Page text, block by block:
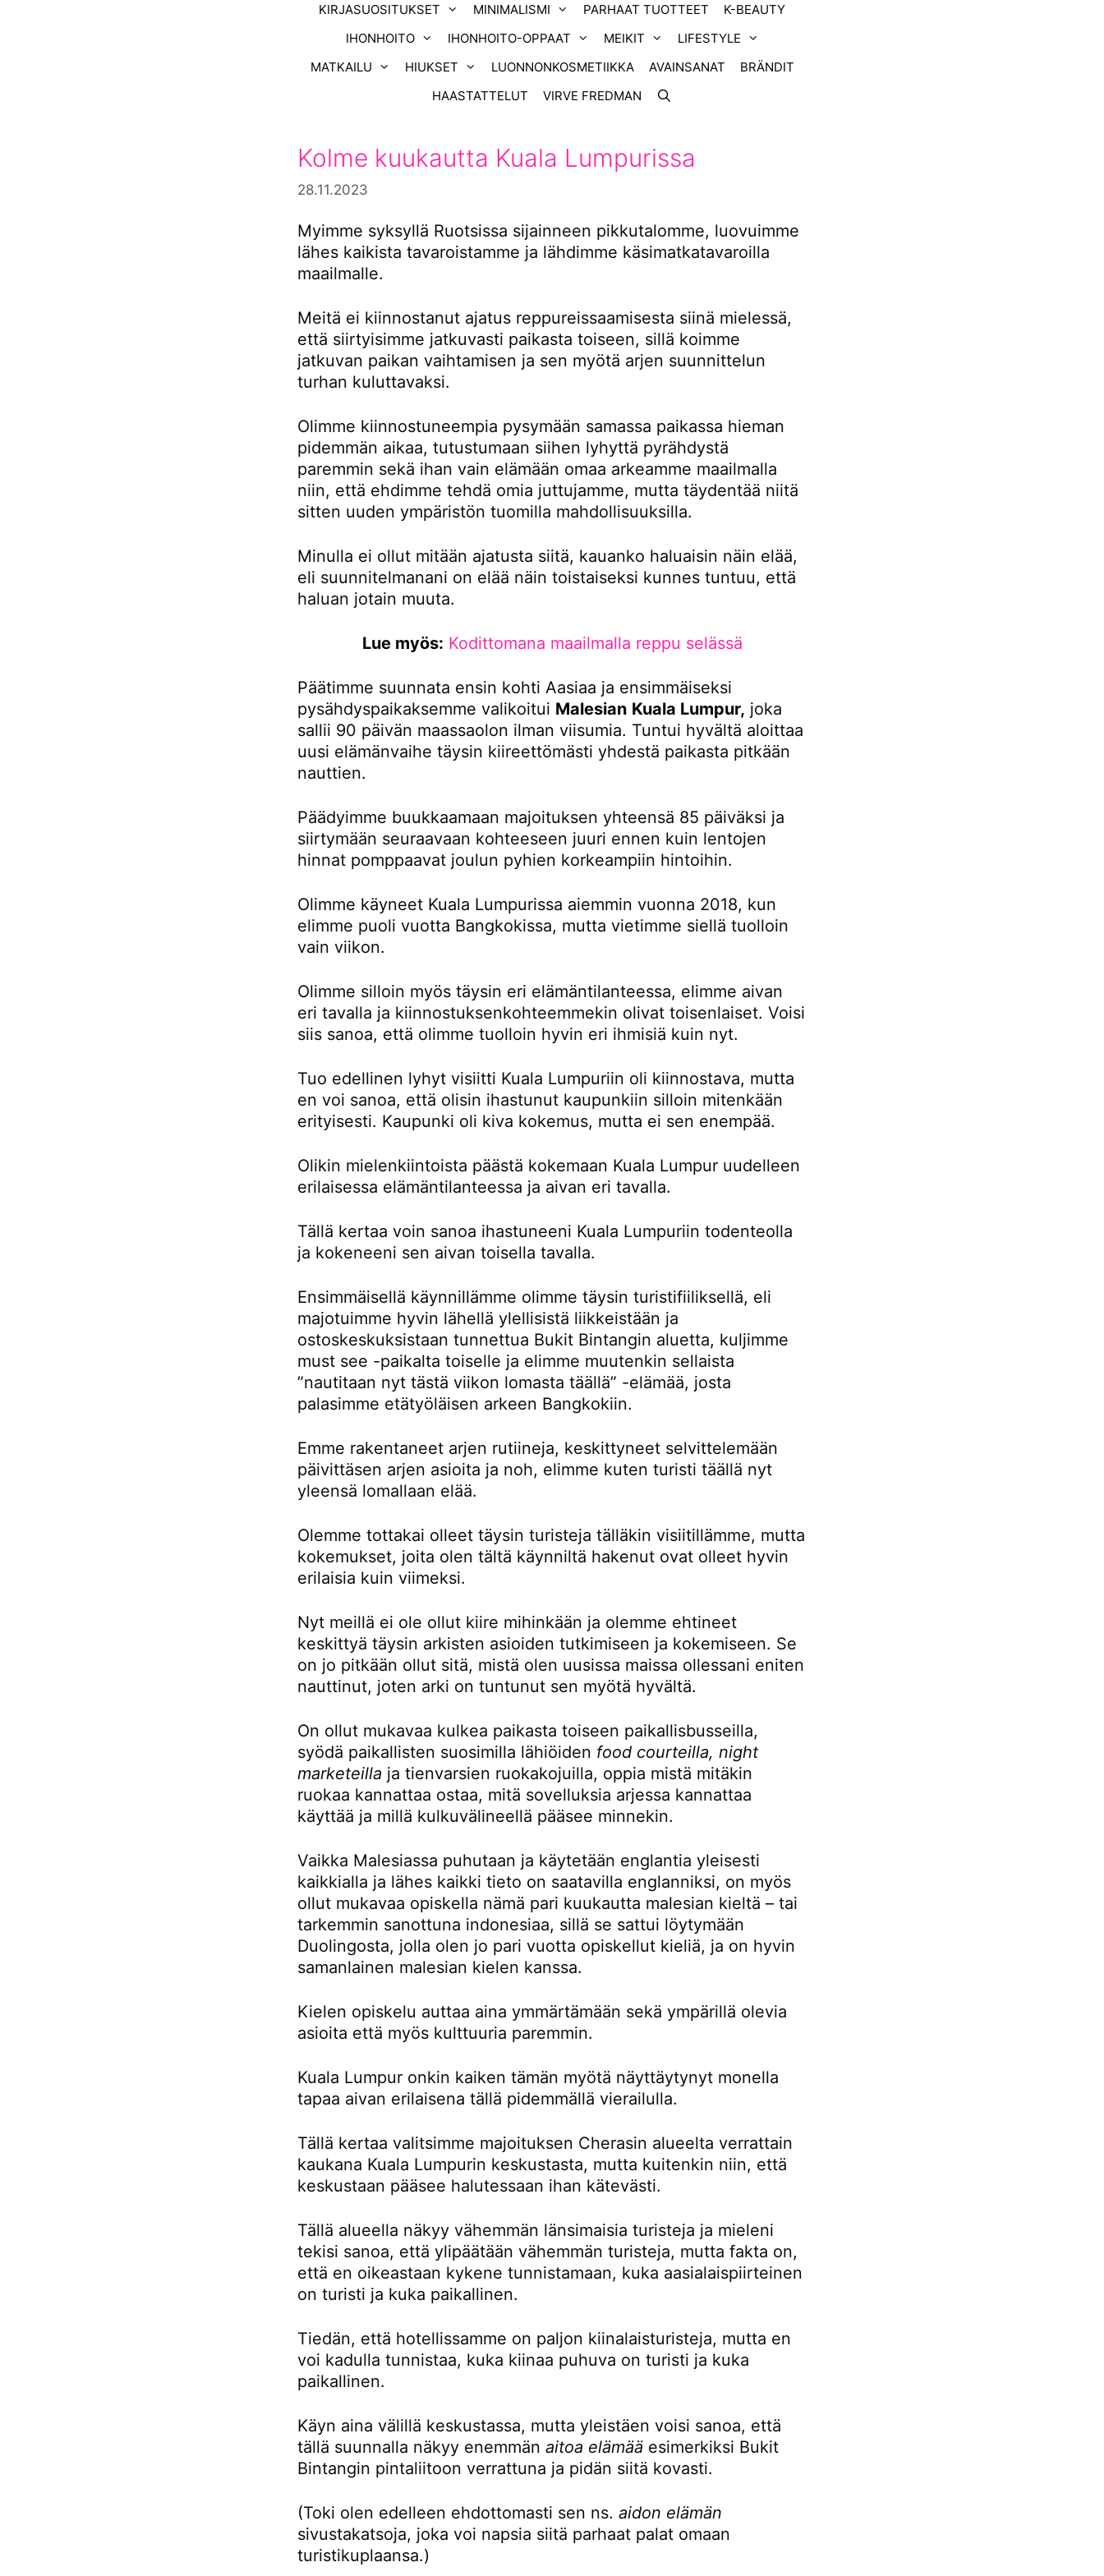
KIRJASUOSITUKSET MINIMALISMI PARHAAT TUOTTEET
K-BEAUTY
IHONHOITO
IHONHOITO-OPPAAT MEIKIT
LIFESTYLE
MATKAILU
HIUKSET LUONNONKOSMETIIKKA AVAINSANAT
BRÄNDIT
HAASTATTELUT
VIRVE FREDMAN
Kolme kuukautta Kuala Lumpurissa
28.11.2023
Myimme syksyllä Ruotsissa sijainneen pikkutalomme, luovuimme
lähes kaikista tavaroistamme ja lähdimme käsimatkatavaroilla
maailmalle.
Meitä ei kiinnostanut ajatus reppureissaamisesta siinä mielessä,
että siirtyisimme jatkuvasti paikasta toiseen, sillä koimme
jatkuvan paikan vaihtamisen ja sen myötä arjen suunnittelun
turhan kuluttavaksi.
Olimme kiinnostuneempia pysymään samassa paikassa hieman
pidemmän aikaa, tutustumaan siihen lyhyttä pyrähdystä
paremmin sekä ihan vain elämään omaa arkeamme maailmalla
niin, että ehdimme tehdä omia juttujamme, mutta täydentää niitä
sitten uuden ympäristön tuomilla mahdollisuuksilla.
Minulla ei ollut mitään ajatusta siitä, kauanko haluaisin näin elää,
eli suunnitelmanani on elää näin toistaiseksi kunnes tuntuu, että
haluan jotain muuta.
Lue myös: Kodittomana maailmalla reppu selässä
Päätimme suunnata ensin kohti Aasiaa ja ensimmäiseksi
pysähdyspaikaksemme valikoitui Malesian Kuala Lumpur, joka
sallii 90 päivän maassaolon ilman viisumia. Tuntui hyvältä aloittaa
uusi elämänvaihe täysin kiireettömästi yhdestä paikasta pitkään
nauttien.
Päädyimme buukkaamaan majoituksen yhteensä 85 päiväksi ja
siirtymään seuraavaan kohteeseen juuri ennen kuin lentojen
hinnat pomppaavat joulun pyhien korkeampiin hintoihin.
Olimme käyneet Kuala Lumpurissa aiemmin vuonna 2018, kun
elimme puoli vuotta Bangkokissa, mutta vietimme siellä tuolloin
vain viikon.
Olimme silloin myös täysin eri elämäntilanteessa, elimme aivan
eri tavalla ja kiinnostuksenkohteemmekin olivat toisenlaiset. Voisi
siis sanoa, että olimme tuolloin hyvin eri ihmisiä kuin nyt.
Tuo edellinen lyhyt visiitti Kuala Lumpuriin oli kiinnostava, mutta
en voi sanoa, että olisin ihastunut kaupunkiin silloin mitenkään
erityisesti. Kaupunki oli kiva kokemus, mutta ei sen enempää.
Olikin mielenkiintoista päästä kokemaan Kuala Lumpur uudelleen
erilaisessa elämäntilanteessa ja aivan eri tavalla.
Tällä kertaa voin sanoa ihastuneeni Kuala Lumpuriin todenteolla
ja kokeneeni sen aivan toisella tavalla.
Ensimmäisellä käynnillämme olimme täysin turistifiiliksellä, eli
majotuimme hyvin lähellä ylellisistä liikkeistään ja
ostoskeskuksistaan tunnettua Bukit Bintangin aluetta, kuljimme
must see -paikalta toiselle ja elimme muutenkin sellaista
”nautitaan nyt tästä viikon lomasta täällä” -elämää, josta
palasimme etätyöläisen arkeen Bangkokiin.
Emme rakentaneet arjen rutiineja, keskittyneet selvittelemään
päivittäsen arjen asioita ja noh, elimme kuten turisti täällä nyt
yleensä lomallaan elää.
Olemme tottakai olleet täysin turisteja tälläkin visiitillämme, mutta
kokemukset, joita olen tältä käynniltä hakenut ovat olleet hyvin
erilaisia kuin viimeksi.
Nyt meillä ei ole ollut kiire mihinkään ja olemme ehtineet
keskittyä täysin arkisten asioiden tutkimiseen ja kokemiseen. Se
on jo pitkään ollut sitä, mistä olen uusissa maissa ollessani eniten
nauttinut, joten arki on tuntunut sen myötä hyvältä.
On ollut mukavaa kulkea paikasta toiseen paikallisbusseilla,
syödä paikallisten suosimilla lähiöiden food courteilla, night
marketeilla ja tienvarsien ruokakojuilla, oppia mistä mitäkin
ruokaa kannattaa ostaa, mitä sovelluksia arjessa kannattaa
käyttää ja millä kulkuvälineellä pääsee minnekin.
Vaikka Malesiassa puhutaan ja käytetään englantia yleisesti
kaikkialla ja lähes kaikki tieto on saatavilla englanniksi, on myös
ollut mukavaa opiskella nämä pari kuukautta malesian kieltä – tai
tarkemmin sanottuna indonesiaa, sillä se sattui löytymään
Duolingosta, jolla olen jo pari vuotta opiskellut kieliä, ja on hyvin
samanlainen malesian kielen kanssa.
Kielen opiskelu auttaa aina ymmärtämään sekä ympärillä olevia
asioita että myös kulttuuria paremmin.
Kuala Lumpur onkin kaiken tämän myötä näyttäytynyt monella
tapaa aivan erilaisena tällä pidemmällä vierailulla.
Tällä kertaa valitsimme majoituksen Cherasin alueelta verrattain
kaukana Kuala Lumpurin keskustasta, mutta kuitenkin niin, että
keskustaan pääsee halutessaan ihan kätevästi.
Tällä alueella näkyy vähemmän länsimaisia turisteja ja mieleni
tekisi sanoa, että ylipäätään vähemmän turisteja, mutta fakta on,
että en oikeastaan kykene tunnistamaan, kuka aasialaispiirteinen
on turisti ja kuka paikallinen.
Tiedän, että hotellissamme on paljon kiinalaisturisteja, mutta en
voi kadulla tunnistaa, kuka kiinaa puhuva on turisti ja kuka
paikallinen.
Käyn aina välillä keskustassa, mutta yleistäen voisi sanoa, että
tällä suunnalla näkyy enemmän aitoa elämää esimerkiksi Bukit
Bintangin pintaliitoon verrattuna ja pidän siitä kovasti.
(Toki olen edelleen ehdottomasti sen ns. aidon elämän
sivustakatsoja, joka voi napsia siitä parhaat palat omaan
turistikuplaansa.)